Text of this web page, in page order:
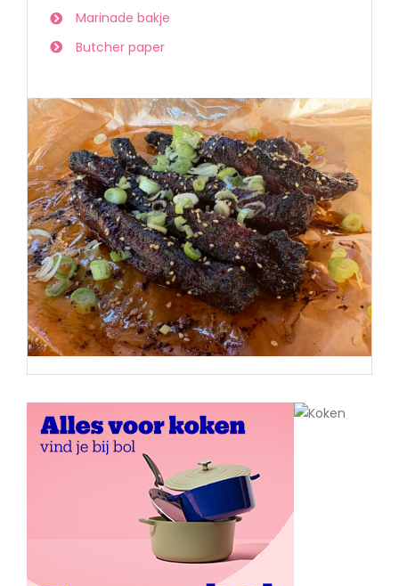
Marinade bakje
Butcher paper